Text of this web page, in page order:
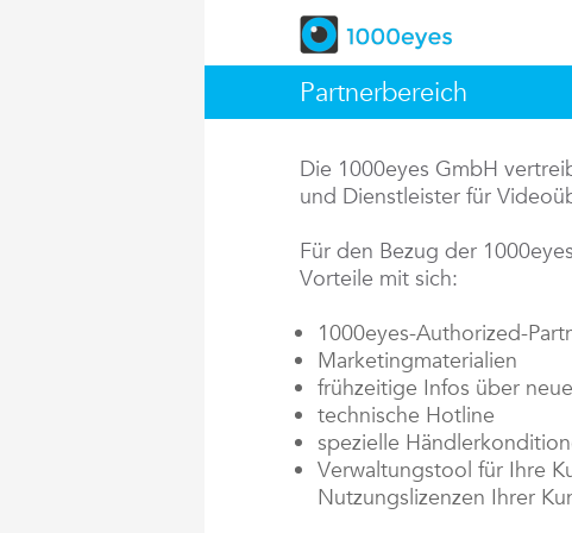
Partnerbereich
Die 1000eyes GmbH
und Dienstleister für
Für den Bezug der
Vorteile mit sich:
1000eyes-Authorized-
Marketingmaterialien
frühzeitige Infos über
technische Hotline
spezielle
Verwaltungstool für Ihre
Nutzungslizenzen Ihrer